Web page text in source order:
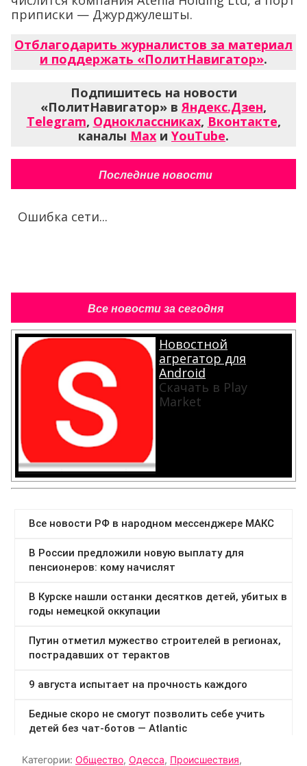
приписки — Джурджулешты.
Отблагодарить журналистов за материал
и поддержать «ПолитНавигатор».
Подпишитесь на новости
«ПолитНавигатор» вЯндекс.Дзен,
Telegram, Одноклассниках, Вконтакте,
каналы Max и YouTube.
Последние новости
Ошибка сети...
Все новости за сегодня
Новостной
агрегатор для
Android
Скачать в Play
Market
Категории: Общество, Одесса, Происшествия,